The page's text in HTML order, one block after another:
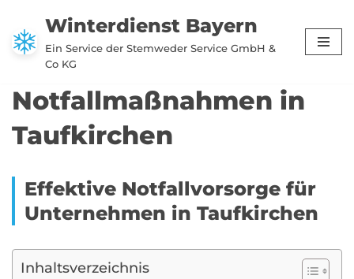
Zum
Inhalt
Winterdienst Bayern
Ein Service der Stemweder Service GmbH &
Co KG
Notfallmaßnahmen in
Taufkirchen
Effektive Notfallvorsorge für
Unternehmen in Taufkirchen
Inhaltsverzeichnis